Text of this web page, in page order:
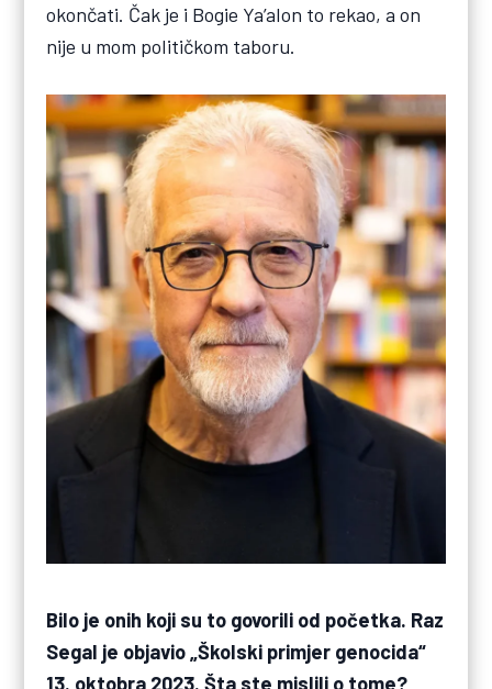
okončati. Čak je i Bogie Ya’alon to rekao, a on
nije u mom političkom taboru.
Bilo je onih koji su to govorili od početka. Raz
Segal je objavio „Školski primjer genocida“
13. oktobra 2023. Šta ste mislili o tome?